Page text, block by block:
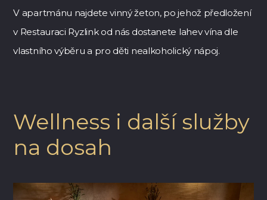
V apartmánu najdete vinný žeton, po jehož předložení
v Restauraci Ryzlink od nás dostanete lahev vína dle
vlastního výběru a pro děti nealkoholický nápoj.
Wellness i další služby
na dosah